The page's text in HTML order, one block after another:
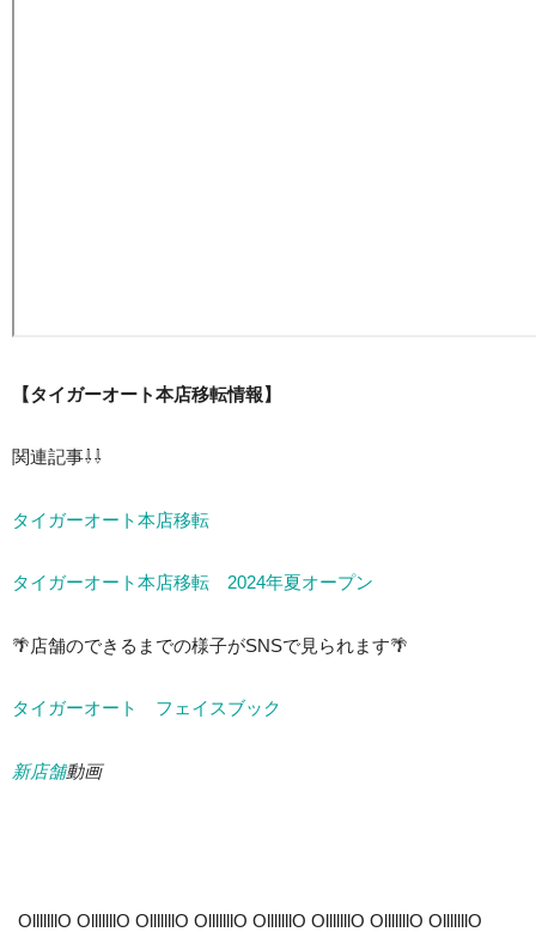
【タイガーオート本店移転情報】
関連記事⇩⇩
タイガーオート本店移転
タイガーオート本店移転 2024年夏オープン
🌴店舗のできるまでの様子がSNSで見られます🌴
タイガーオート フェイスブック
新店舗動画
OlllllllO OlllllllO OlllllllO OlllllllO OlllllllO OlllllllO OlllllllO OlllllllO